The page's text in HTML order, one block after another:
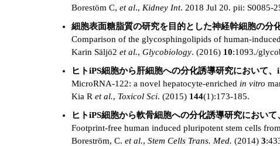
Borestöm C, et al., Kidney Int. 2018 Jul 20. pii: S0085-
細胞表面糖脂質の研究を目的とした神経幹細胞の分
Comparison of the glycosphingolipids of human-
Karin Säljö2 et al., Glycobiology. (2016) 10:1093./
ヒトiPS細胞から肝細胞への分化誘導研究において、
MicroRNA-122: a novel hepatocyte-enriched in vitro
Kia R et al., Toxicol Sci. (2015) 144(1):173-185.
ヒトiPS細胞から軟骨細胞への分化誘導研究におい
Footprint-free human induced pluripotent stem cells
Boreström, C. et al., Stem Cells Trans. Med. (2014) 3